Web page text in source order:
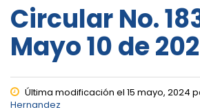
Circular No.
Mayo 10 de
Última modificación el 15 mayo, 2024
Hernandez